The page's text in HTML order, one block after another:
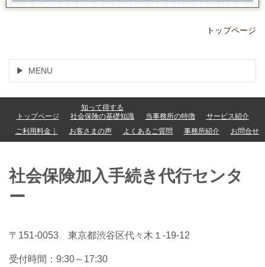
トップページ
MENU
トップページ
知って得する
社会保険の基礎知識
当事務所の特徴
サービス紹介
ご利用料金｜
お客さまの声 よくあるご質問 事務所紹介 お問合せ
社会保険加入手続き代行センタ
ー
〒151-0053 東京都渋谷区代々木１-19-12
受付時間： 9:30～17:30